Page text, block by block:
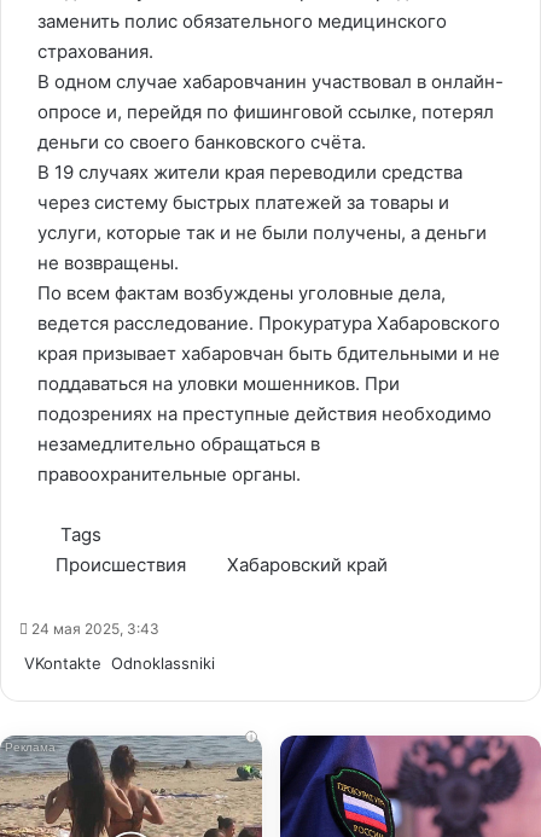
заменить полис обязательного медицинского
страхования.
В одном случае хабаровчанин участвовал в онлайн-
опросе и, перейдя по фишинговой ссылке, потерял
деньги со своего банковского счёта.
В 19 случаях жители края переводили средства
через систему быстрых платежей за товары и
услуги, которые так и не были получены, а деньги
не возвращены.
По всем фактам возбуждены уголовные дела,
ведется расследование. Прокуратура Хабаровского
края призывает хабаровчан быть бдительными и не
поддаваться на уловки мошенников. При
подозрениях на преступные действия необходимо
незамедлительно обращаться в
правоохранительные органы.
Tags
Происшествия
Хабаровский край
24 мая 2025, 3:43
VKontakte Odnoklassniki
i